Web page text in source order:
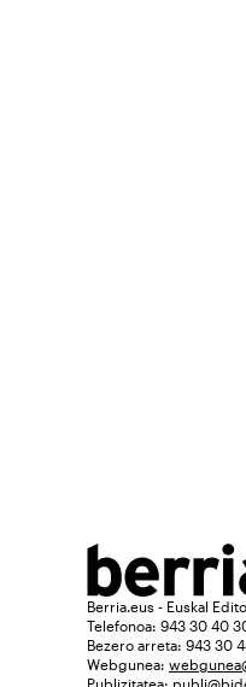
Berria.eus - Euskal
Telefonoa: 943 30 40
Bezero arreta: 943 30
Webgunea:
Publizitatea: